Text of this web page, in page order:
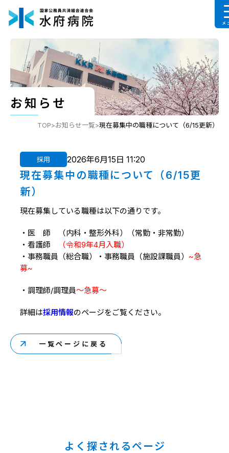
メ
お知らせ
TOP お知らせ一覧 現在募集中の職種について（6/15更新）
現在募集中の職種について（6/15更
新）
採用 2026年6月15日 11:20
現在募集している職種は以下の通りです。
・医 師 （内科・整形外科）（常勤・非常勤）
・看護師
（令和9年4月入職）
・事務職員（総合職）・事務職員（施設課職員） ~急
募~
・調理師/調理員～急募～
詳細は採用情報のページをご覧ください。
一覧ページに戻る
よく探されるページ